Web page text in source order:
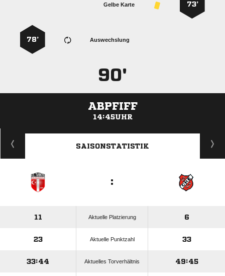
73’
Gelbe Karte
Auswechslung
78’
90'
ABPFIFF
14:45UHR
ANZEIGE
SAISONSTATISTIK
:
11 Aktuelle Platzierung 6
23 Aktuelle Punktzahl 33
33:44 Aktuelles Torverhältnis 49:45